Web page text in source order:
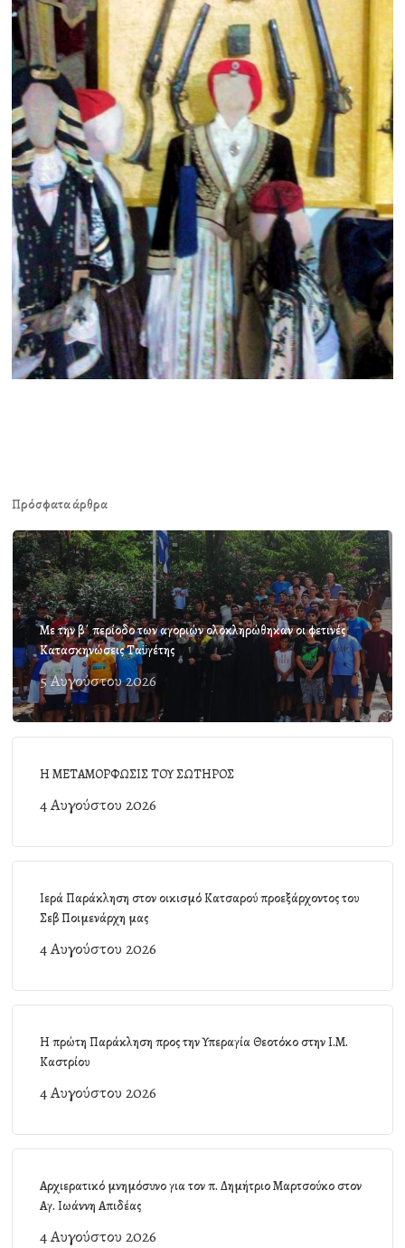
Πρόσφατα άρθρα
Με την β΄ περίοδο των αγοριών ολοκληρώθηκαν οι φετινές
Κατασκηνώσεις Ταϋγέτης
5 Αυγούστου 2026
Η ΜΕΤΑΜΟΡΦΩΣΙΣ ΤΟΥ ΣΩΤΗΡΟΣ
4 Αυγούστου 2026
Ιερά Παράκληση στον οικισμό Κατσαρού προεξάρχοντος του
Σεβ Ποιμενάρχη μας
4 Αυγούστου 2026
Η πρώτη Παράκληση προς την Υπεραγία Θεοτόκο στην Ι.Μ.
Καστρίου
4 Αυγούστου 2026
Αρχιερατικό μνημόσυνο για τον π. Δημήτριο Μαρτσούκο στον
Αγ. Ιωάννη Απιδέας
4 Αυγούστου 2026